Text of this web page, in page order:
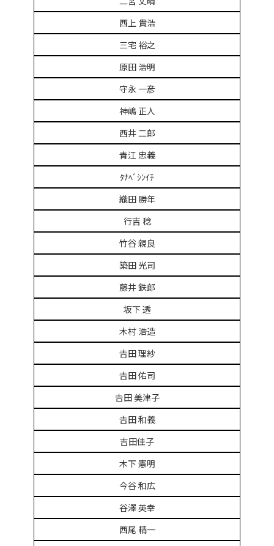
西上 貴浩
三宅 裕之
原田 浩明
守永 一彦
神嶋 正人
西井 二郎
青江 忠義
ﾀﾅﾍﾞｼﾝｲﾁ
織田 勝年
行吉 稔
竹谷 親良
築田 光司
藤井 鉄郎
坂下 透
木村 浩造
𠮷田 理紗
𠮷田 佑司
𠮷田 美津子
𠮷田 和義
吉田佳子
木下 憲明
今谷 和広
谷澤 英幸
西尾 精一